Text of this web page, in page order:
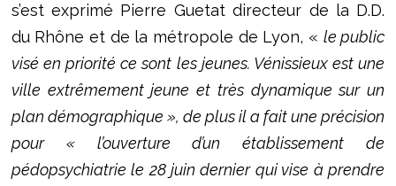
s’est exprimé Pierre Guetat directeur de la D.D.
du Rhône et de la métropole de Lyon, « le public
visé en priorité ce sont les jeunes. Vénissieux est une
ville extrêmement jeune et très dynamique sur un
plan démographique », de plus il a fait une précision
pour « l’ouverture d’un établissement de
pédopsychiatrie le 28 juin dernier qui vise à prendre